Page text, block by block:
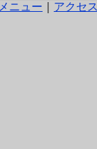
メニュー アクセ